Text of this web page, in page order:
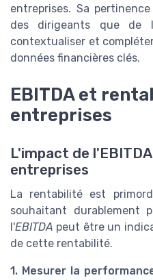
entreprises. Sa
des dirigeants que de
contextualiser et
données financières clés.
EBITDA et
entreprises
L'impact de
entreprises
La rentabilité est
souhaitant durablement
l'EBITDA peut être un
de cette rentabilité.
1. Mesurer la